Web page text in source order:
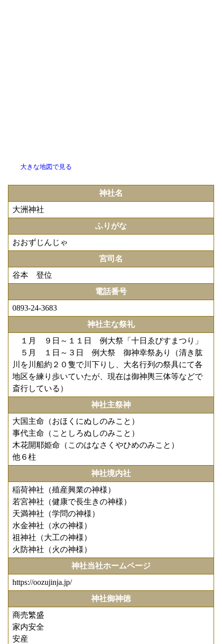
大きな地図で見る
神社名
大洲神社
ふりがな
おおずじんじゃ
宮司名
谷本 登位
電話番号
0893-24-3683
神社主な祭礼
１月 ９日～１１日 例大祭「十日ゑびすまつり」
５月 １日～３日 例大祭 御神幸祭あり（清き肱
川を川船約２０隻で川下りし、大名行列の祭具にて各
地区を練り歩いていたが、現在は御神輿三体等などで
斎行している）
神社主祭神
大国主命（おほくにぬしのみこと）
事代主命（ことしろぬしのみこと）
木花開耶姫命（このはなさくやひめのみこと）
他６柱
神社境内社
稲荷神社（殖産興業の神様）
若宮神社（健康で長生きの神様）
天満神社（学問の神様）
水金神社（水の神様）
祖神社（大工の神様）
火防神社（火の神様）
神社当社ホームページ
https://oozujinja.jp/
神社御神徳
商売繁盛
家内安全
安産